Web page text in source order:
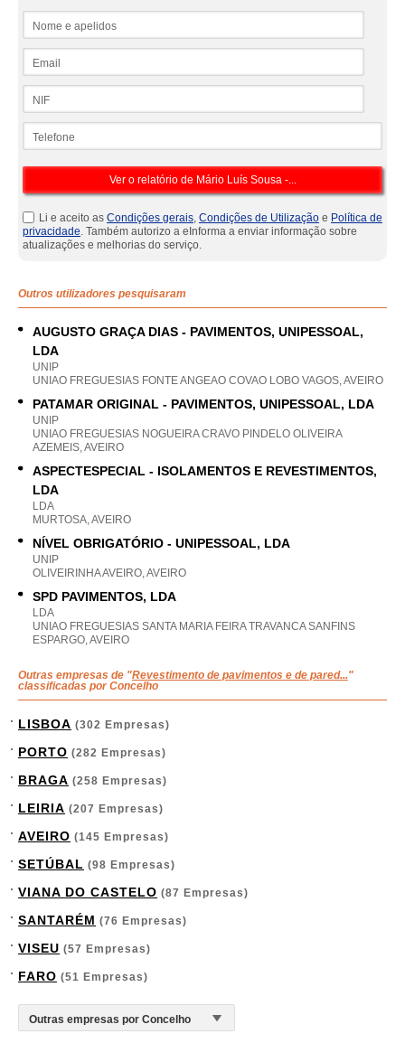
Li e aceito as Condições gerais, Condições de Utilização e Política de
privacidade. Também autorizo a eInforma a enviar informação sobre
atualizações e melhorias do serviço.
Outros utilizadores pesquisaram
AUGUSTO GRAÇA DIAS - PAVIMENTOS, UNIPESSOAL,
LDA
UNIP
UNIAO FREGUESIAS FONTE ANGEAO COVAO LOBO VAGOS, AVEIRO
PATAMAR ORIGINAL - PAVIMENTOS, UNIPESSOAL, LDA
UNIP
UNIAO FREGUESIAS NOGUEIRA CRAVO PINDELO OLIVEIRA
AZEMEIS, AVEIRO
ASPECTESPECIAL - ISOLAMENTOS E REVESTIMENTOS,
LDA
LDA
MURTOSA, AVEIRO
NÍVEL OBRIGATÓRIO - UNIPESSOAL, LDA
UNIP
OLIVEIRINHA AVEIRO, AVEIRO
SPD PAVIMENTOS, LDA
LDA
UNIAO FREGUESIAS SANTA MARIA FEIRA TRAVANCA SANFINS
ESPARGO, AVEIRO
Outras empresas de "Revestimento de pavimentos e de pared..."
classificadas por Concelho
LISBOA (302 Empresas)
PORTO (282 Empresas)
BRAGA (258 Empresas)
LEIRIA (207 Empresas)
AVEIRO (145 Empresas)
SETÚBAL (98 Empresas)
VIANA DO CASTELO (87 Empresas)
SANTARÉM (76 Empresas)
VISEU (57 Empresas)
FARO (51 Empresas)